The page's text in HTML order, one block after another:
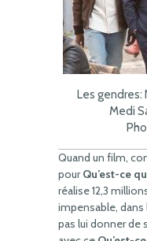
Les gendres:
Medi
Quand un film,
pourQu’est-ce
réalise 12,3
impensable, dans
pas lui donner de